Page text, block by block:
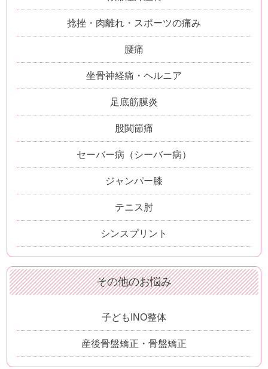
捻挫・肉離れ・スポーツの痛み
腰痛
坐骨神経痛・ヘルニア
足底筋膜炎
股関節痛
セーバー病（シーバー病）
ジャンパー膝
テニス肘
シンスプリント
その他のお悩み
子どもINO整体
産後骨盤矯正・骨盤矯正